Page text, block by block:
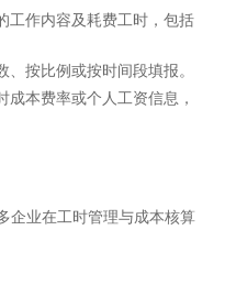
工作内容及耗费工时，包括
按比例或按时间段填报。
本费率或个人工资信息，
企业在工时管理与成本核算